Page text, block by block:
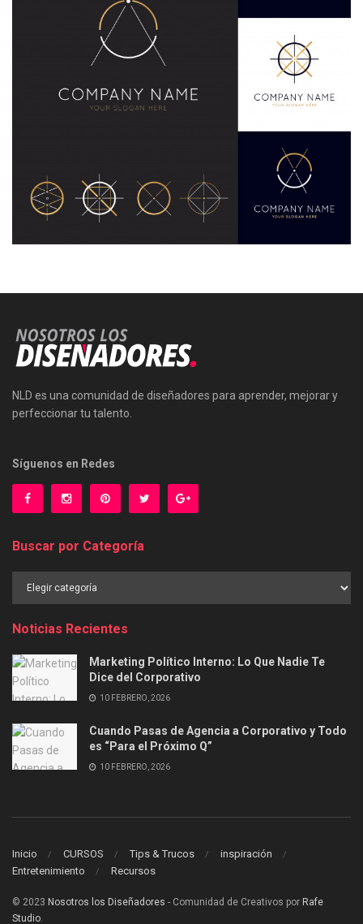
NLD es una comunidad de diseñadores para aprender, mejorar y
perfeccionar tu talento.
Síguenos en Redes
Buscar por Categoría
Noticias Recientes
Marketing Político Interno: Lo Que Nadie Te
Dice del Corporativo
10 FEBRERO, 2026
Cuando Pasas de Agencia a Corporativo y Todo
es “Para el Próximo Q”
10 FEBRERO, 2026
Inicio CURSOS Tips & Trucos
inspiración
Entretenimiento
Recursos
© 2023 Nosotros los Diseñadores - Comunidad de Creativos por Rafe
Studio.